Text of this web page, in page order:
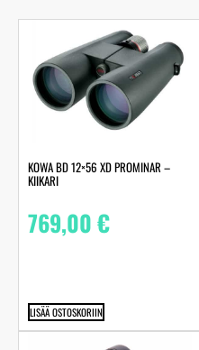
KOWA BD 12×56 XD PROMINAR –
KIIKARI
769,00€
LISÄÄ OSTOSKORIIN